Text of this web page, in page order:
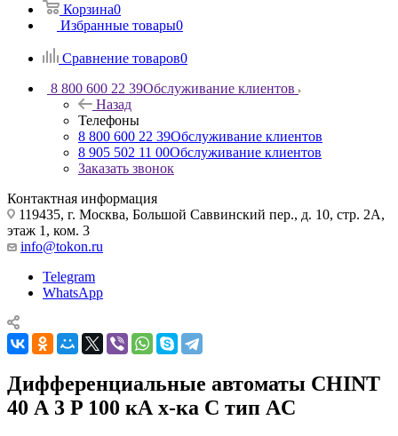
Корзина0
Избранные товары0
Сравнение товаров0
8 800 600 22 39Обслуживание клиентов
Назад
Телефоны
8 800 600 22 39Обслуживание клиентов
8 905 502 11 00Обслуживание клиентов
Заказать звонок
Контактная информация
119435, г. Москва, Большой Саввинский пер., д. 10, стр. 2А,
этаж 1, ком. 3
info@tokon.ru
Telegram
WhatsApp
Дифференциальные автоматы CHINT
40 А 3 P 100 кА х-ка C тип AC